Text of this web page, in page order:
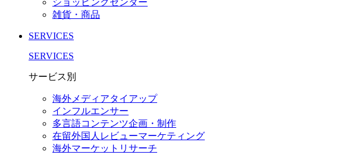
ショッピングセンター
雑貨・商品
SERVICES
SERVICES
サービス別
海外メディアタイアップ
インフルエンサー
多言語コンテンツ企画・制作
在留外国⼈レビューマーケティング
海外マーケットリサーチ